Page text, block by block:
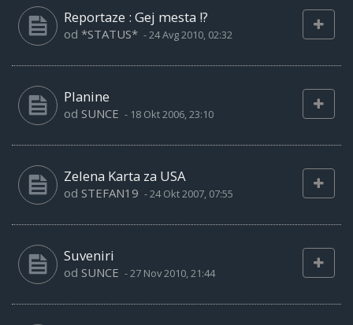
Reportaze : Gej mesta !?
od *STATUS* -24 Avg 2010, 02:32
Planine
od SUNCE - 18 Okt 2006, 23:10
Zelena Karta za USA
od STEFAN19 -24 Okt 2007, 07:55
Suveniri
od SUNCE -27 Nov 2010, 21:44